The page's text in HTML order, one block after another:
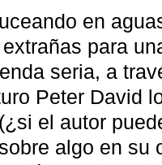
en
para
seria, a
Peter David
el autor
algo en su